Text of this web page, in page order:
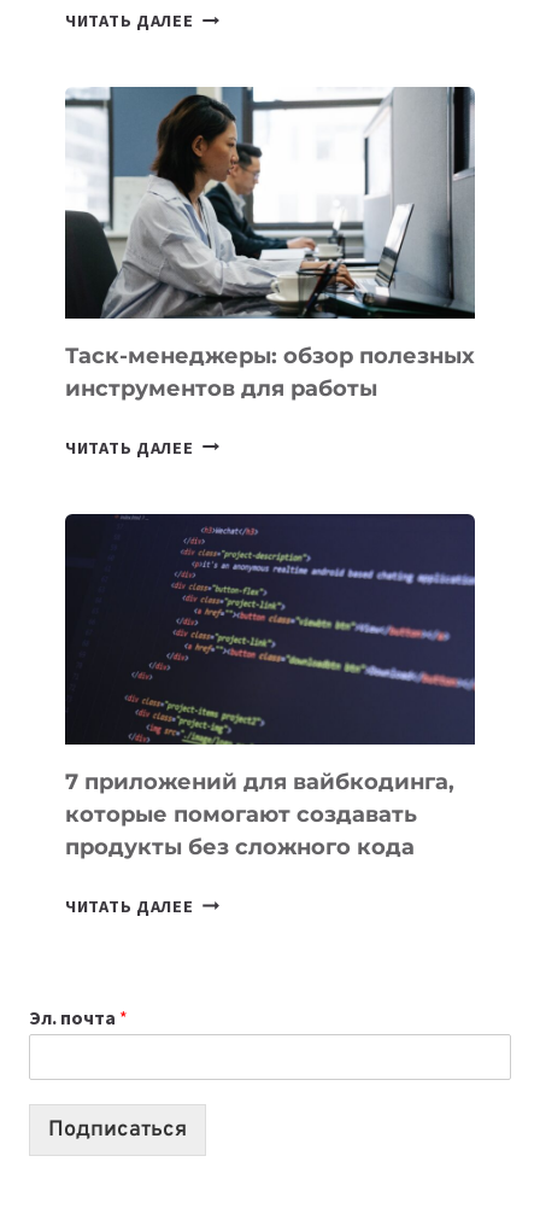
ЧИТАТЬ ДАЛЕЕ ИИ-
БИЗНЕСА:
КАКИЕ
3
ЗАДАЧИ
ЕМУ
МОЖНО
ПОРУЧИТЬ
УЖЕ
Таск-менеджеры: обзор полезных
инструментов для работы
ЧИТАТЬ ДАЛЕЕ ТАСК-
ПОЛЕЗНЫХ
ИНСТРУМЕНТОВ
ДЛЯ
РАБОТЫ
7 приложений для вайбкодинга,
которые помогают создавать
продукты без сложного кода
ЧИТАТЬ ДАЛЕЕ 7
СОЗДАВАТЬ
ПРОДУКТЫ
Эл. почта *
Подписаться